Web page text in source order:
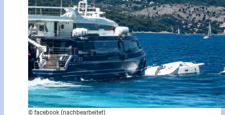
© facebook (nachbearbeitet)